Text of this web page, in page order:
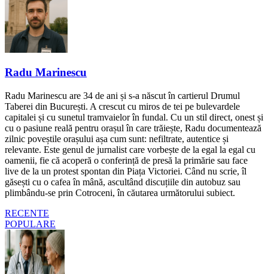
Radu Marinescu
Radu Marinescu are 34 de ani și s-a născut în cartierul Drumul
Taberei din București. A crescut cu miros de tei pe bulevardele
capitalei și cu sunetul tramvaielor în fundal. Cu un stil direct, onest și
cu o pasiune reală pentru orașul în care trăiește, Radu documentează
zilnic poveștile orașului așa cum sunt: nefiltrate, autentice și
relevante. Este genul de jurnalist care vorbește de la egal la egal cu
oamenii, fie că acoperă o conferință de presă la primărie sau face
live de la un protest spontan din Piața Victoriei. Când nu scrie, îl
găsești cu o cafea în mână, ascultând discuțiile din autobuz sau
plimbându-se prin Cotroceni, în căutarea următorului subiect.
RECENTE
POPULARE